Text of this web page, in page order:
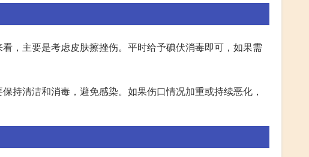
，主要是考虑皮肤擦挫伤。平时给予碘伏消毒即可，如果需
持清洁和消毒，避免感染。如果伤口情况加重或持续恶化，